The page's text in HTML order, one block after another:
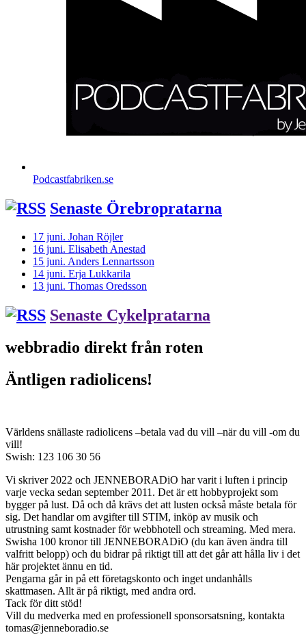
Podcastfabriken.se
Senaste Örebropratarna
17 juni. Johan Röjler
16 juni. Elisabeth Anestad
15 juni. Anders Lennartsson
14 juni. Erja Lukkarila
13 juni. Thomas Oredsson
Senaste Cykelpratarna
webbradio direkt från roten
Äntligen radiolicens!
Världens snällaste radiolicens –betala vad du vill –när du vill -om du
vill!
Swish: 123 106 30 56
Vi skriver 2022 och JENNEBORADiO har varit i luften i princip
varje vecka sedan september 2011. Det är ett hobbyprojekt som
bygger på lust. Då och då krävs det att lusten också måste betala för
sig. Det handlar om avgifter till STIM, inköp av musik och
utrustning samt kostnader för webbhotell och streaming. Med mera.
Swisha 100 kronor till JENNEBORADiO (du kan även ändra till
valfritt belopp) och du bidrar på riktigt till att det går att hålla liv i det
här projektet ännu en tid.
Pengarna går in på ett företagskonto och inget undanhålls
skattmasen. Allt är på riktigt, med andra ord.
Tack för ditt stöd!
Vill du medverka med en professionell sponsorsatsning, kontakta
tomas@jenneboradio.se